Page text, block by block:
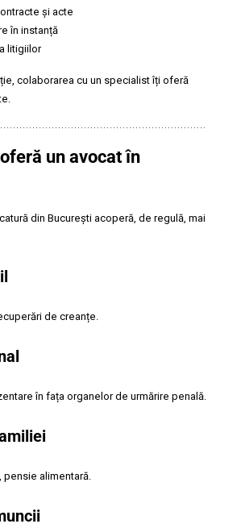
și acte
în instanță
litigiilor
colaborarea cu un specialist îți oferă
un avocat în
din București acoperă, de regulă, mai
de creanțe.
în fața organelor de urmărire penală.
pensie alimentară.